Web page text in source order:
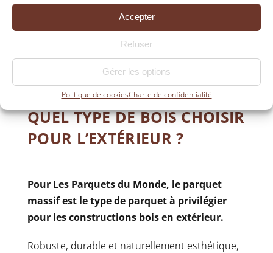
Accepter
Refuser
Gérer les options
Politique de cookiesCharte de confidentialité
QUEL TYPE DE BOIS CHOISIR
POUR L’EXTÉRIEUR ?
Pour Les Parquets du Monde, le parquet
massifest le type de parquet à privilégier
pour les constructions bois en extérieur.
Robuste, durable et naturellement esthétique,